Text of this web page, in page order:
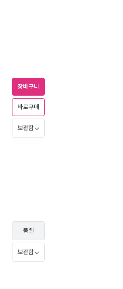
장바구니
바로구매
보관함
품절
보관함